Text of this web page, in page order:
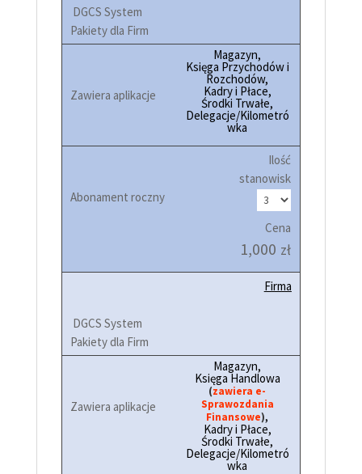
Magazyn,
Księga Przychodów i
Rozchodów,
Kadry i Płace,
Środki Trwałe,
Delegacje/Kilometró
wka
Ilość
stanowisk
Cena
1,000 zł
Firma
Magazyn,
Księga Handlowa
(zawiera e-
Sprawozdania
Finansowe),
Kadry i Płace,
Środki Trwałe,
Delegacje/Kilometró
wka